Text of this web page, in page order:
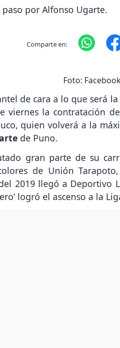
por Alfonso Ugarte.
Comparte en:
Foto:
de cara a lo que será la
viernes la contratación de
quien volverá a la
de Puno.
gran parte de su
de Unión
2019 llegó a Deportivo
logró el ascenso a la